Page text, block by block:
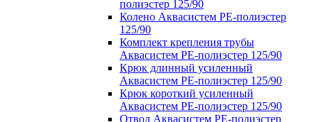
полиэстер 125/90
Колено Аквасистем PE-полиэстер
125/90
Комплект крепления трубы
Аквасистем PE-полиэстер 125/90
Крюк длинный усиленный
Аквасистем PE-полиэстер 125/90
Крюк короткий усиленный
Аквасистем PE-полиэстер 125/90
Отвод Аквасистем РЕ-полиэстер